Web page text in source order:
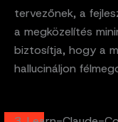
tervezőnek, a
a megközelítés
biztosítja, hogy a
hallucináljon